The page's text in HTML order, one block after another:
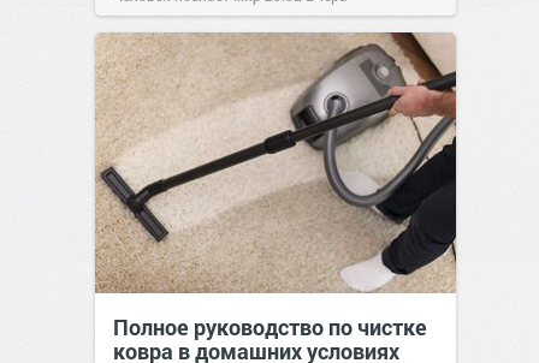
Полное руководство по чистке
ковра в домашних условиях